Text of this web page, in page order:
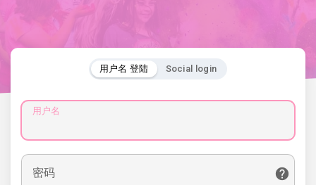
用户名 登陆 Social login
用户名
密码